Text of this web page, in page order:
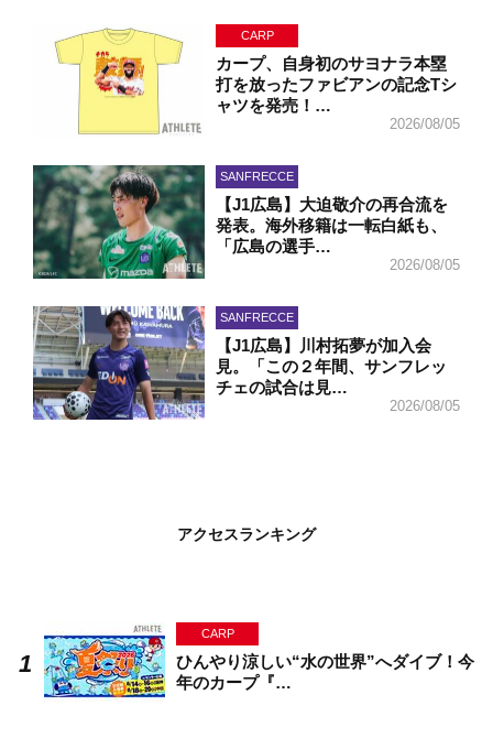
CARP
カープ、自身初のサヨナラ本塁
打を放ったファビアンの記念Tシ
ャツを発売！…
2026/08/05
SANFRECCE
【J1広島】大迫敬介の再合流を
発表。海外移籍は一転白紙も、
「広島の選手…
2026/08/05
SANFRECCE
【J1広島】川村拓夢が加入会
見。「この２年間、サンフレッ
チェの試合は見…
2026/08/05
アクセスランキング
CARP
ひんやり涼しい“水の世界”へダイブ！今
年のカープ『…